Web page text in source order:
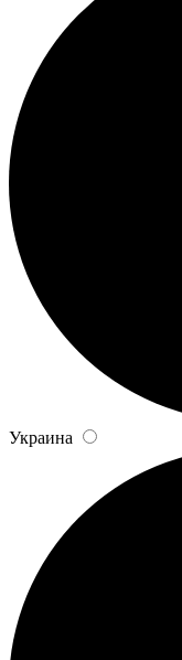
Украина